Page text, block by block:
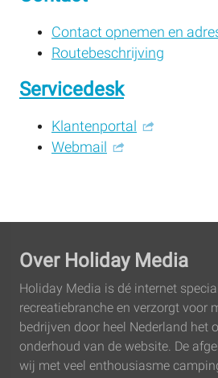
Contact opnemen en
Routebeschrijving
Servicedesk
Klantenportal
Webmail
Over Holiday Media
Holiday Media is dé internet
recreatie­branche en verzorgt voor
bedrijven door heel Nederland het
onderhoud van de website. De
wij met veel enthousiasme